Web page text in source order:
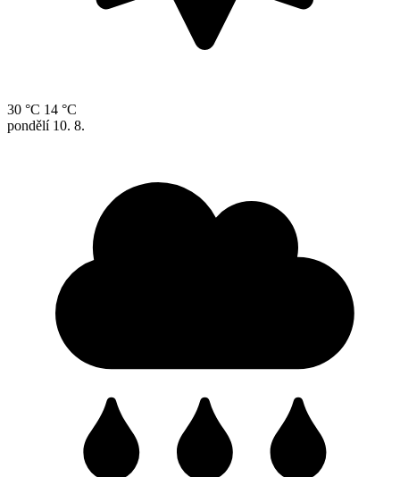
30 °C 14 °C
pondělí 10. 8.